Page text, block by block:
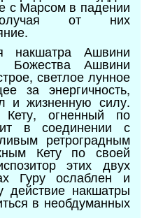
с Марсом в падении
от них
накшатра Ашвини
Божества Ашвини
светлое лунное
за энергичность,
и жизненную силу.
огненный по
в соединении с
ретроградным
Кету по своей
этих двух
Гуру ослаблен и
действие накшатры
в необдуманных